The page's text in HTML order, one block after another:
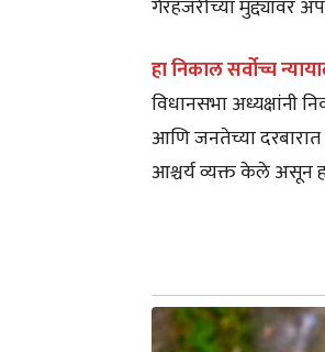
गैरहजरीच्या मुद्द्यावर
हा निकाल सर्वोच्च
विधानसभा अध्यक्षांनी
आणि जनतेच्या दरबारात
आश्चर्य व्यक्त केले असून